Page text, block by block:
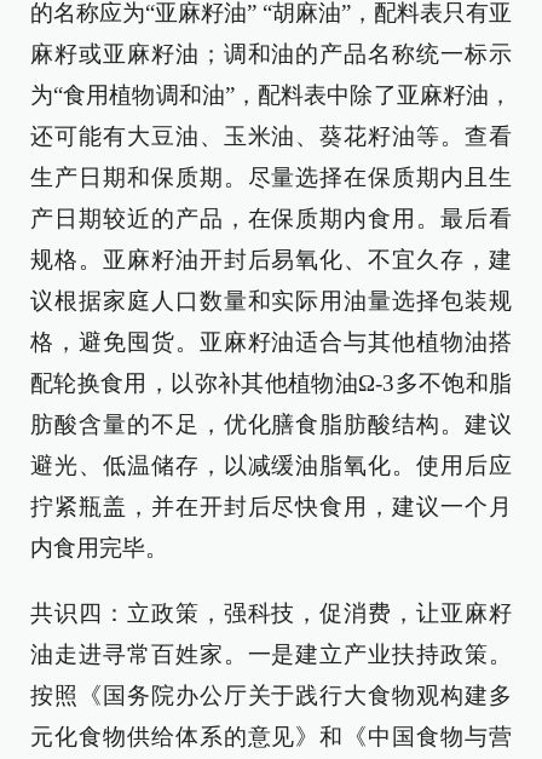
的名称应为“亚麻籽油” “胡麻油”，配料表只有亚
麻籽或亚麻籽油；调和油的产品名称统一标示
为“食用植物调和油”，配料表中除了亚麻籽油，
还可能有大豆油、玉米油、葵花籽油等。查看
生产日期和保质期。尽量选择在保质期内且生
产日期较近的产品，在保质期内食用。最后看
规格。亚麻籽油开封后易氧化、不宜久存，建
议根据家庭人口数量和实际用油量选择包装规
格，避免囤货。亚麻籽油适合与其他植物油搭
配轮换食用，以弥补其他植物油Ω-3多不饱和脂
肪酸含量的不足，优化膳食脂肪酸结构。建议
避光、低温储存，以减缓油脂氧化。使用后应
拧紧瓶盖，并在开封后尽快食用，建议一个月
内食用完毕。
共识四：立政策，强科技，促消费，让亚麻籽
油走进寻常百姓家。一是建立产业扶持政策。
按照《国务院办公厅关于践行大食物观构建多
元化食物供给体系的意见》和《中国食物与营